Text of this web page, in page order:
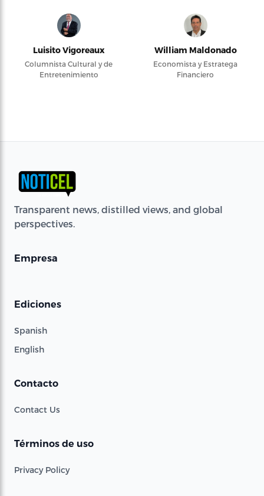
Luisito Vigoreaux
Columnista Cultural y de
Entretenimiento
William Maldonado
Economista y Estratega
Financiero
Transparent news, distilled views, and global
perspectives.
Empresa
Ediciones
Spanish
English
Contacto
Contact Us
Términos de uso
Privacy Policy